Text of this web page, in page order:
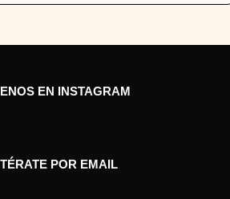
EN INSTAGRAM
POR EMAIL